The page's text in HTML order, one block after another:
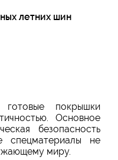
летних шин
готовые покрышки
Основное
безопасность
спецматериалы не
миру.